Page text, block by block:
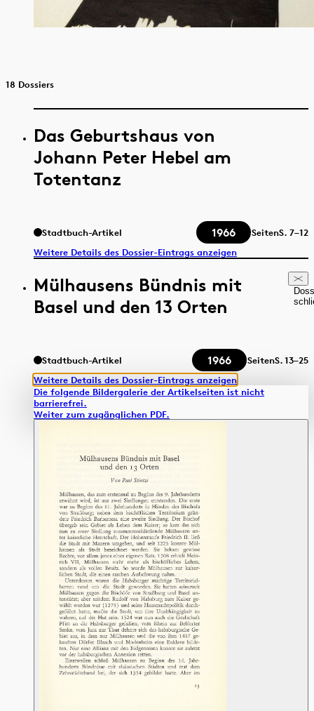
18 Dossiers
Das Geburtshaus von
Johann Peter Hebel am
Totentanz
Stadtbuch-Artikel 1966 SeitenS. 7–12
Weitere Details des Dossier-Eintrags anzeigen
Mülhausens Bündnis mit
Basel und den 13 Orten
Stadtbuch-Artikel 1966 SeitenS.13–25
Weitere Details des Dossier-Eintrags anzeigen
Die folgende Bildergalerie der Artikelseiten ist nicht
barrierefrei.
Weiter zum zugänglichen PDF.